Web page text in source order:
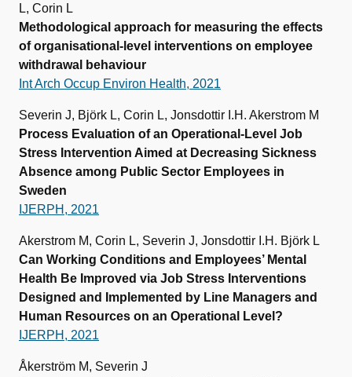
L, Corin L
Methodological approach for measuring the effects
of organisational-level interventions on employee
withdrawal behaviour
Int Arch Occup Environ Health, 2021
Severin J, Björk L, Corin L, Jonsdottir I.H. Akerstrom M
Process Evaluation of an Operational-Level Job
Stress Intervention Aimed at Decreasing Sickness
Absence among Public Sector Employees in
Sweden
IJERPH, 2021
Akerstrom M, Corin L, Severin J, Jonsdottir I.H. Björk L
Can Working Conditions and Employees’ Mental
Health Be Improved via Job Stress Interventions
Designed and Implemented by Line Managers and
Human Resources on an Operational Level?
IJERPH, 2021
Åkerström M, Severin J